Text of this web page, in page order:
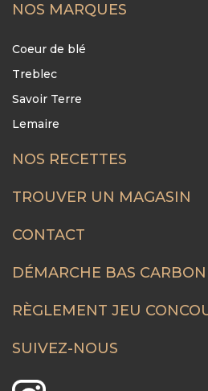
NOS MARQUES
Coeur de blé
Treblec
Savoir Terre
Lemaire
FOOTER
MENU
NOS RECETTES
TROUVER UN MAGASIN
CONTACT
DÉMARCHE BAS
RÈGLEMENT JEU
SUIVEZ-NOUS